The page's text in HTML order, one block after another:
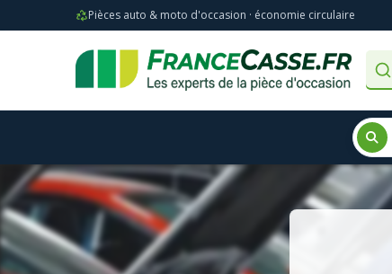
Pièces auto & moto d'occasion · économie circulaire